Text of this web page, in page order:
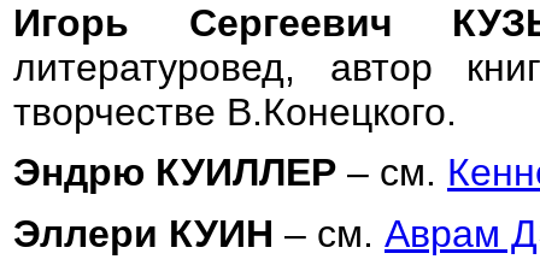
Игорь Сергеевич
литературовед, автор
творчестве В.Конецкого.
Эндрю КУИЛЛЕР – см.
Эллери КУИН – см. Аврам